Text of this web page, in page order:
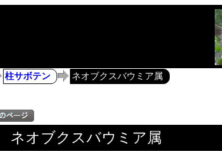
柱サボテン ネオブクスバウミア属
ネオブクスバウミア属